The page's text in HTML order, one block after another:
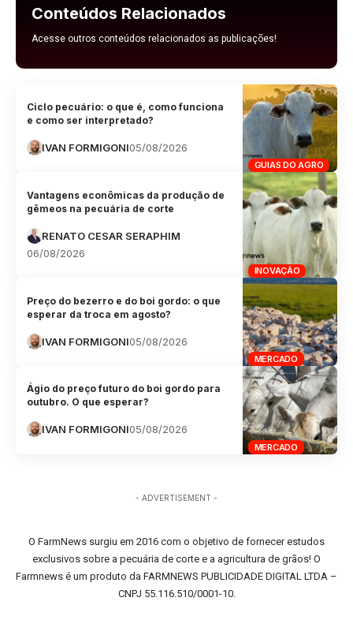
Conteúdos Relacionados
Acesse outros conteúdos relacionados as publicações!
GUIAS DO AGRO
Ciclo pecuário: o que é, como funciona
e como ser interpretado?
IVAN FORMIGONI05/08/2026
INOVAÇÃO
Vantagens econômicas da produção de
gêmeos na pecuária de corte
RENATO CESAR SERAPHIM
06/08/2026
MERCADO
Preço do bezerro e do boi gordo: o que
esperar da troca em agosto?
IVAN FORMIGONI05/08/2026
MERCADO
Ágio do preço futuro do boi gordo para
outubro. O que esperar?
IVAN FORMIGONI05/08/2026
- ADVERTISEMENT -
O FarmNews surgiu em 2016 com o objetivo de fornecer estudos
exclusivos sobre a pecuária de corte e a agricultura de grãos! O
Farmnews é um produto da FARMNEWS PUBLICIDADE DIGITAL LTDA –
CNPJ 55.116.510/0001-10.